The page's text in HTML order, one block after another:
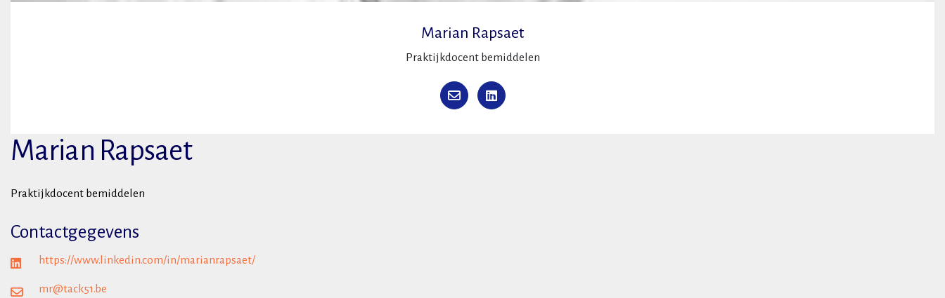
Marian Rapsaet
Praktijkdocent bemiddelen
Marian Rapsaet
Praktijkdocent bemiddelen
Contactgegevens
https://www.linkedin.com/in/marianrapsaet/
mr@tack51.be